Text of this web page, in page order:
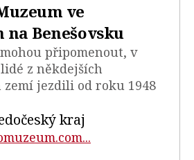
ve
Benešovsku
připomenout, v
z někdejších
jezdili od roku 1948
kraj